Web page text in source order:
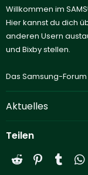
Willkommen im
Hier kannst du dich
anderen Usern
und Bixby stellen.
Das Samsung-Forum
Aktuelles
Teilen
Reddit Pinterest